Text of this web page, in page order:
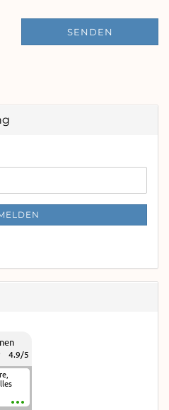
SENDEN
4.9/5